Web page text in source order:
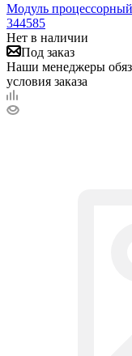
Модуль
344585
Нет в наличии
Под заказ
Наши менеджеры
условия заказа